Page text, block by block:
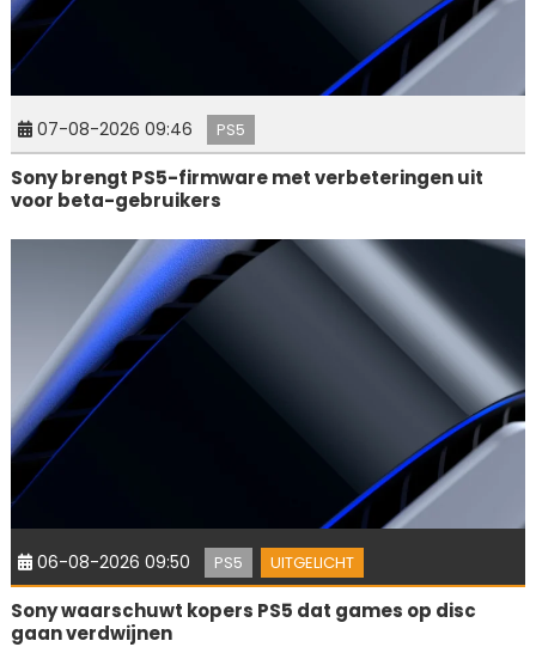
07-08-2026 09:46 PS5
Sony brengt PS5-firmware met verbeteringen uit
voor beta-gebruikers
06-08-2026 09:50 PS5 UITGELICHT
Sony waarschuwt kopers PS5 dat games op disc
gaan verdwijnen